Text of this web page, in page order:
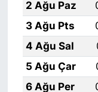
2 Ağu Paz
3 Ağu Pts
4 Ağu Sal
5 Ağu Çar
6 Ağu Per